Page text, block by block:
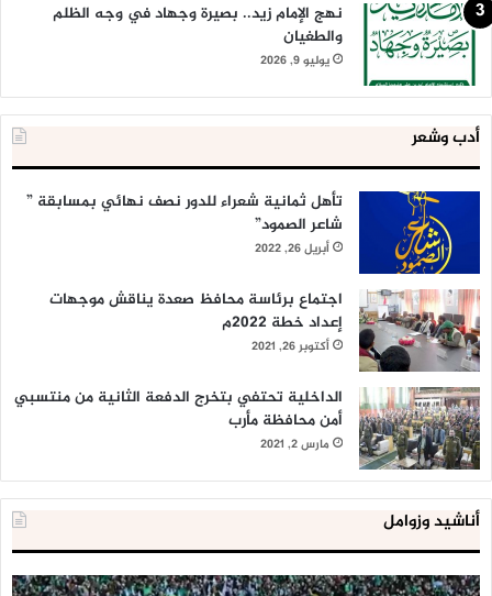
نهج الإمام زيد.. بصيرة وجهاد في وجه الظلم
والطغيان
يوليو 9, 2026
أدب وشعر
تأهل ثمانية شعراء للدور نصف نهائي بمسابقة ”
شاعر الصمود”
أبريل 26, 2022
اجتماع برئاسة محافظ صعدة يناقش موجهات
إعداد خطة 2022م
أكتوبر 26, 2021
الداخلية تحتفي بتخرج الدفعة الثانية من منتسبي
أمن محافظة مأرب
مارس 2, 2021
أناشيد وزوامل
العدو